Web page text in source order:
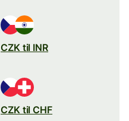
CZK til INR
CZK til CHF